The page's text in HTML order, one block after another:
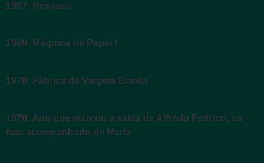
1967: Nevasca
1969: Máquina de Papel I
1970: Fábrica de Vargem Bonita
1970: Ano que marcou a saída de Alfredo Fedrizzi, na
foto acompanhado de Maria